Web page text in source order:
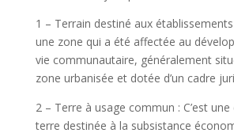
1 – Terrain destiné aux établissements
une zone qui a été affectée au
vie communautaire, généralement
zone urbanisée et dotée d’un cadre
2 – Terre à usage commun : C’est
terre destinée à la subsistance